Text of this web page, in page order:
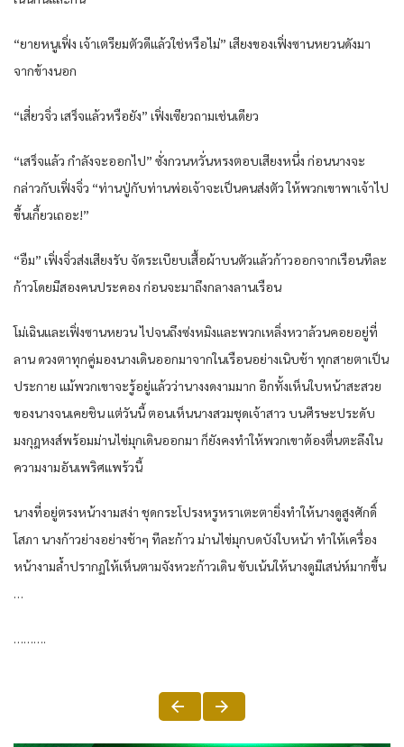
“ยาย​หนู​เฟิ่ง เจ้าเตรียมตัว​ดีแล้ว​ใช่หรือไม่​” เสียง​ของ​เฟิ่งซาน​หยวน​ดัง​มา
จาก​ข้างนอก​
“เสี่ยว​จิ่ว​ เสร็จ​แล้ว​หรือยัง​” เฟิ่งเซียว​ถามเช่น​เดียว​
“เสร็จ​แล้ว​ กำลังจะ​ออก​ไป” ซั่งกวน​หวั่น​หรง​ตอบ​เสียง​หนึ่ง​ ก่อน​นาง​จะ
กล่าว​กับ​เฟิ่งจิ่ว​ “ท่าน​ปู่กับ​ท่าน​พ่อเจ้า​จะเป็น​คน​ส่งตัว​ ให้​พวกเขา​พา​เจ้าไป
ขึ้น​เกี้ยว​เถอะ​!”
“อืม​” เฟิ่งจิ่ว​ส่งเสียง​รับ​ จัดระเบียบ​เสื้อผ้า​บน​ตัว​แล้ว​ก้าว​ออกจาก​เรือน​ทีละ​
ก้าว​โดย​มีสอง​คน​ประคอง​ ก่อน​จะมาถึงกลาง​ลาน​เรือน​
โม่เฉิน​และ​เฟิ่งซาน​หยวน​ ไปจนถึง​ซ่งหมิง​และ​พวก​เห​ลิ่ง​หวา​ล้วน​คอย​อยู่​ที่​
ลาน​ ดวงตา​ทุก​คู่​มอง​นาง​เดิน​ออกมา​จาก​ใน​เรือน​อย่าง​เนิบ​ช้า ทุก​สายตา​เป็น
ประกาย​ แม้พวกเขา​จะรู้​อยู่แล้ว​ว่า​นาง​งดงาม​มาก​ อีก​ทั้ง​เห็น​ใบหน้า​สะสวย​
ของ​นาง​จน​เคยชิน​ แต่​วันนี้​ ตอน​เห็น​นาง​สวม​ชุดเจ้าสาว​ บน​ศีรษะ​ประดับ​
มงกุฎ​หงส์​พร้อม​ม่าน​ไข่มุก​เดิน​ออกมา​ ก็​ยังคง​ทำให้​พวกเขา​ต้อง​ตื่น​ตะลึง​ใน​
ความงาม​อัน​เพริศแพร้ว​นี้​
นาง​ที่อยู่​ตรงหน้า​งามสง่า ชุด​กระโปรง​หรูหรา​เตะตา​ยิ่ง​ทำให้​นาง​ดู​สูงศักดิ์​
โสภา นาง​ก้าวย่าง​อย่าง​ช้าๆ ทีละ​ก้าว​ ม่าน​ไข่มุก​บดบัง​ใบหน้า​ ทำให้​เครื่อง​
หน้า​งามล้ำ​ปรากฏ​ให้​เห็น​ตาม​จังหวะ​ก้าวเดิน​ ขับ​เน้น​ให้​นาง​ดู​มีเสน่ห์​มากขึ้น​
…
……….